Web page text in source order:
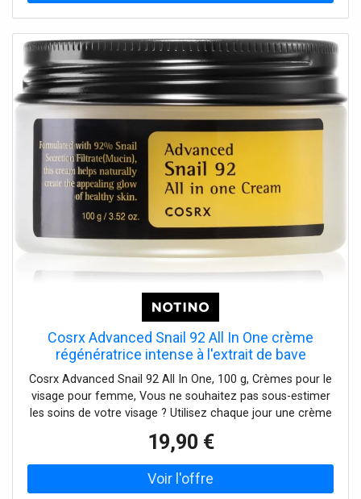
Cosrx Advanced Snail 92 All In One crème
régénératrice intense à l'extrait de bave
d'escargot 100 g
Cosrx Advanced Snail 92 All In One, 100 g, Crèmes pour le
visage pour femme, Vous ne souhaitez pas sous-estimer
les soins de votre visage ? Utilisez chaque jour une crème
routine de soins ne peut se passer, quels que soient votre
type de peau ou vos besoins. La crème pour le visage
Cosrx Advanced Snail 92 All In One favorise les fonctions
19,90 €